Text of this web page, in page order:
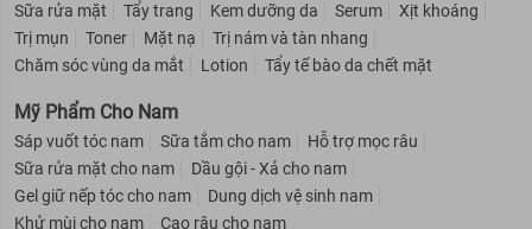
Sữa rửa mặt Tẩy trang Kem dưỡng da Serum
Xịt khoáng
Trị mụn
Toner Mặt nạ
Trị nám và tàn nhang
Chăm sóc vùng da mắt
Lotion Tẩy tế bào da chết mặt
Mỹ Phẩm Cho Nam
Sáp vuốt tóc nam Sữa tắm cho nam
Hỗ trợ mọc râu
Sữa rửa mặt cho nam
Dầu gội - Xả cho nam
Gel giữ nếp tóc cho nam
Dung dịch vệ sinh nam
Khử mùi cho nam
Cạo râu cho nam